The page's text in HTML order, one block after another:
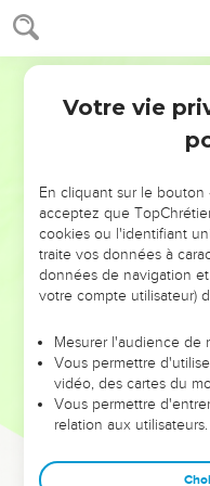
NE MANQUEZ
DE
ET SI LEURS
leur foi ou leur vision.
et les saisons difficiles
sont elles
Dans cette conférence,
clés pour avancer avec
Votre vie
En cliquant sur le bouton
acceptez que
cookies ou l'identifiant
traite vos données à
données de navigation
votre compte utilisateur)
Mesurer l'audience de
Vous permettre
vidéo, des cartes du
Vous permettre
relation aux utilisateurs.